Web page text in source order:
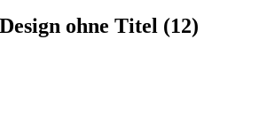
Design ohne Titel (12)